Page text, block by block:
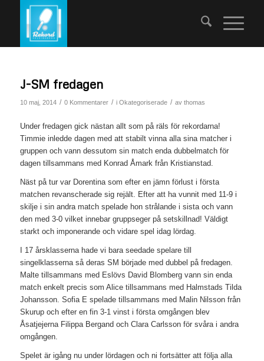
J-SM fredagen
10 maj, 2014 / 0 Kommentarer / i Okategoriserade / av thomas
Under fredagen gick nästan allt som på räls för rekordarna!
Timmie inledde dagen med att stabilt vinna alla sina matcher i
gruppen och vann dessutom sin match enda dubbelmatch för
dagen tillsammans med Konrad Åmark från Kristianstad.
Näst på tur var Dorentina som efter en jämn förlust i första
matchen revanscherade sig rejält. Efter att ha vunnit med 11-9 i
skilje i sin andra match spelade hon strålande i sista och vann
den med 3-0 vilket innebar gruppseger på setskillnad! Väldigt
starkt och imponerande och vidare spel idag lördag.
I 17 årsklasserna hade vi bara seedade spelare till
singelklasserna så deras SM började med dubbel på fredagen.
Malte tillsammans med Eslövs David Blomberg vann sin enda
match enkelt precis som Alice tillsammans med Halmstads Tilda
Johansson. Sofia E spelade tillsammans med Malin Nilsson från
Skurup och efter en fin 3-1 vinst i första omgången blev
Åsatjejerna Filippa Bergand och Clara Carlsson för svåra i andra
omgången.
Spelet är igång nu under lördagen och ni fortsätter att följa alla